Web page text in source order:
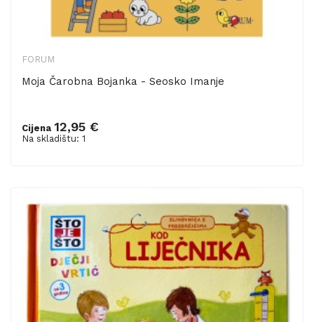
FORUM
Moja Čarobna Bojanka - Seosko Imanje
Cijena 12,95 €
Na skladištu: 1
Dodaj u košaricu